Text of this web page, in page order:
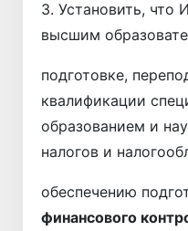
3. Установить, что
высшим
подготовке,
квалификации
образованием и
налогов и
обеспечению
финансового